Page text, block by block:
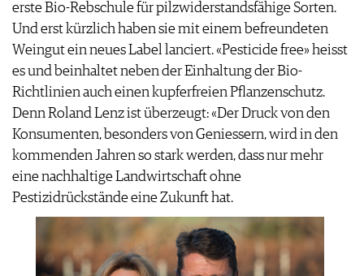
erste Bio-Rebschule für pilzwiderstandsfähige Sorten.
Und erst kürzlich haben sie mit einem befreundeten
Weingut ein neues Label lanciert. «Pesticide free» heisst
es und beinhaltet neben der Einhaltung der Bio-
Richtlinien auch einen kupferfreien Pflanzenschutz.
Denn Roland Lenz ist überzeugt: «Der Druck von den
Konsumenten, besonders von Geniessern, wird in den
kommenden Jahren so stark werden, dass nur mehr
eine nachhaltige Landwirtschaft ohne
Pestizidrückstände eine Zukunft hat.